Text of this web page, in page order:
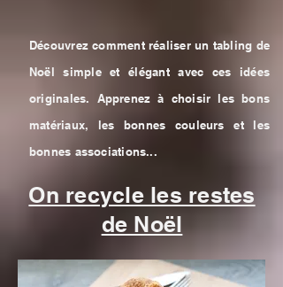
Découvrez comment réaliser un tabling de
Noël simple et élégant avec ces idées
originales. Apprenez à choisir les bons
matériaux, les bonnes couleurs et les
bonnes associations...
On recycle les restes
de Noël